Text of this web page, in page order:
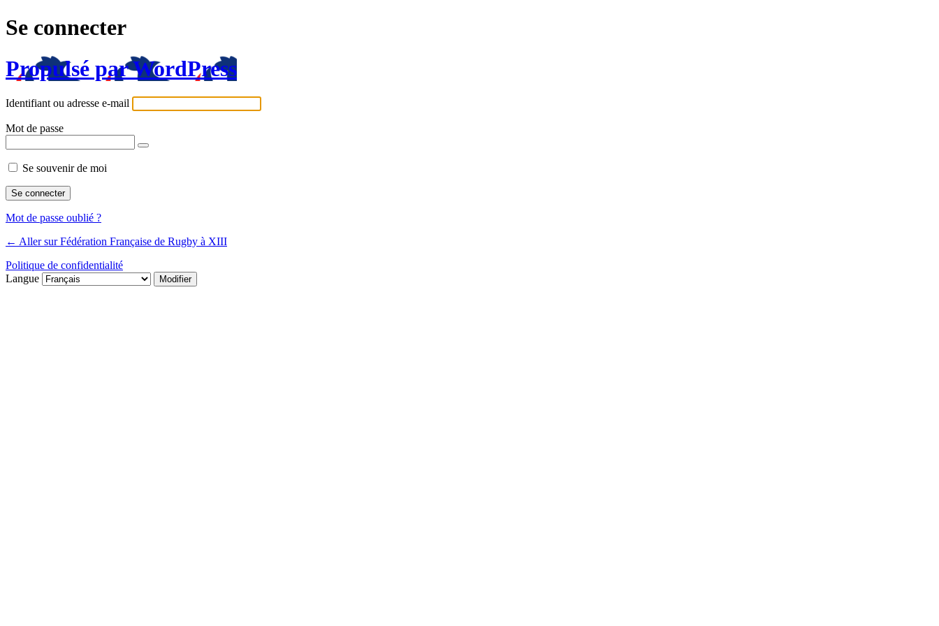
Se connecter
Propulsé par WordPress
Identifiant ou adresse e-mail
Mot de passe
Se souvenir de moi
Mot de passe oublié ?
← Aller sur Fédération Française de Rugby à XIII
Politique de confidentialité
Langue